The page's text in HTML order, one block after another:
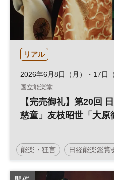
リアル
2026年6月8日（月）・17日（
国立能楽堂
【完売御礼】第20回
慈童」友枝昭世「大原
能楽・狂言 日経能楽鑑賞
国立能楽堂